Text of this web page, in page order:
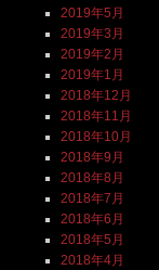
2019年5月
2019年3月
2019年2月
2019年1月
2018年12月
2018年11月
2018年10月
2018年9月
2018年8月
2018年7月
2018年6月
2018年5月
2018年4月